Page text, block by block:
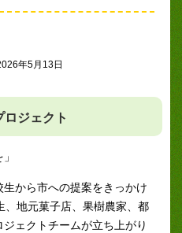
年5月13日
ジェクト
生から市への提案をきっかけ
、地元菓子店、果樹農家、都
ェクトチームが立ち上がり